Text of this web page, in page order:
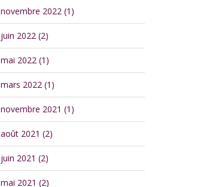
novembre 2022 (1)
juin 2022 (2)
mai 2022 (1)
mars 2022 (1)
novembre 2021 (1)
août 2021 (2)
juin 2021 (2)
mai 2021 (2)